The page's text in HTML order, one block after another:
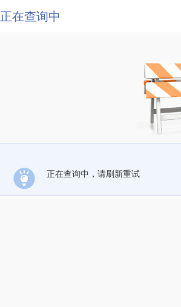
正在查询中
正在查询中，请刷新重试